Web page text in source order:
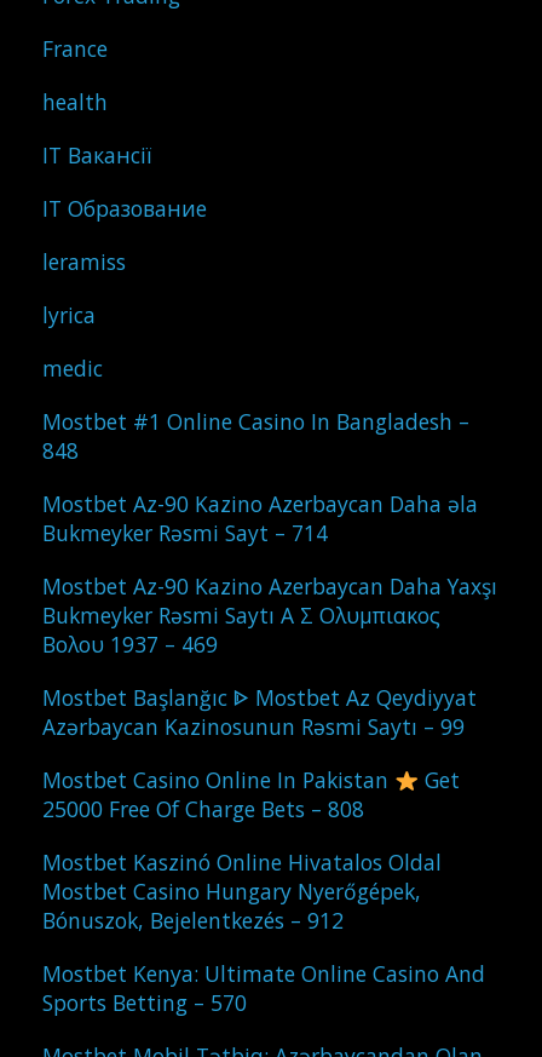
France
health
IT Вакансії
IT Образование
leramiss
lyrica
medic
Mostbet #1 Online Casino In Bangladesh –
848
Mostbet Az-90 Kazino Azerbaycan Daha əla
Bukmeyker Rəsmi Sayt – 714
Mostbet Az-90 Kazino Azerbaycan Daha Yaxşı
Bukmeyker Rəsmi Saytı Α Σ Ολυμπιακος
Βολου 1937 – 469
Mostbet Başlanğıc ᐈ Mostbet Az Qeydiyyat
Azərbaycan Kazinosunun Rəsmi Saytı – 99
Mostbet Casino Online In Pakistan
Get
25000 Free Of Charge Bets – 808
Mostbet Kaszinó Online Hivatalos Oldal
Mostbet Casino Hungary Nyerőgépek,
Bónuszok, Bejelentkezés – 912
Mostbet Kenya: Ultimate Online Casino And
Sports Betting – 570